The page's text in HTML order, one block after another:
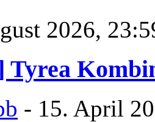
2026,
Tyrea
- 15. April